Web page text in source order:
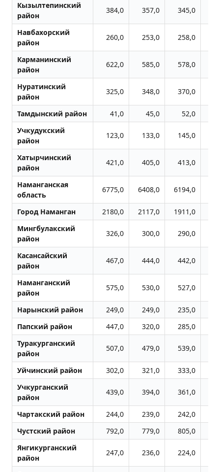
Кызылтепинский
район
384,0 357,0 345,0
Навбахорский
район
260,0 253,0 258,0
Карманинский
район
622,0 585,0 578,0
Нуратинский
район
325,0 348,0 370,0
Тамдынский район 41,0 45,0 52,0
Учкудукский
район
123,0 133,0 145,0
Хатырчинский
район
421,0 405,0 413,0
Наманганская
область
6775,0 6408,0 6194,0
Город Наманган 2180,0 2117,0 1911,0
Мингбулакский
район
326,0 300,0 290,0
Касансайский
район
467,0 444,0 442,0
Наманганский
район
575,0 530,0 527,0
Нарынский район 249,0 249,0 235,0
Папский район
447,0 320,0 285,0
Туракурганский
район
507,0 479,0 539,0
Уйчинский район 302,0 321,0 333,0
Учкурганский
район
439,0 394,0 361,0
Чартакский район 244,0 239,0 242,0
Чустский район
792,0 779,0 805,0
Янгикурганский
район
247,0 236,0 224,0